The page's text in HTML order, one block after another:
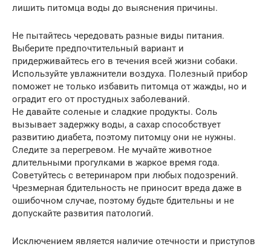
лишить питомца воды до выяснения причины.
Не пытайтесь чередовать разные виды питания.
Выберите предпочтительный вариант и
придерживайтесь его в течения всей жизни собаки.
Используйте увлажнители воздуха. Полезный прибор
поможет не только избавить питомца от жажды, но и
оградит его от простудных заболеваний.
Не давайте соленые и сладкие продукты. Соль
вызывает задержку воды, а сахар способствует
развитию диабета, поэтому питомцу они не нужны.
Следите за перегревом. Не мучайте животное
длительными прогулками в жаркое время года.
Советуйтесь с ветеринаром при любых подозрений.
Чрезмерная бдительность не приносит вреда даже в
ошибочном случае, поэтому будьте бдительны и не
допускайте развития патологий.
Исключением является наличие отечности и приступов